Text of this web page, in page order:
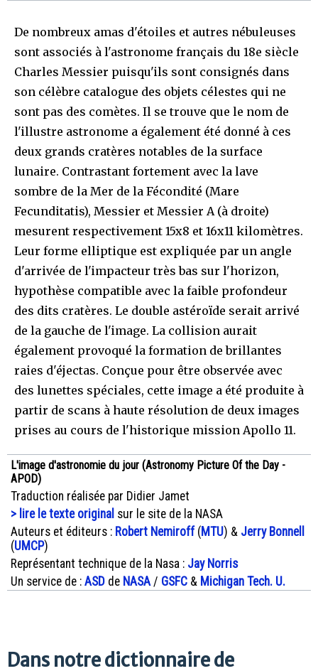
De nombreux amas d'étoiles et autres nébuleuses
sont associés à l'astronome français du 18e siècle
Charles Messier puisqu'ils sont consignés dans
son célèbre catalogue des objets célestes qui ne
sont pas des comètes. Il se trouve que le nom de
l'illustre astronome a également été donné à ces
deux grands cratères notables de la surface
lunaire. Contrastant fortement avec la lave
sombre de la Mer de la Fécondité (Mare
Fecunditatis), Messier et Messier A (à droite)
mesurent respectivement 15x8 et 16x11 kilomètres.
Leur forme elliptique est expliquée par un angle
d'arrivée de l'impacteur très bas sur l'horizon,
hypothèse compatible avec la faible profondeur
des dits cratères. Le double astéroïde serait arrivé
de la gauche de l'image. La collision aurait
également provoqué la formation de brillantes
raies d'éjectas. Conçue pour être observée avec
des lunettes spéciales, cette image a été produite à
partir de scans à haute résolution de deux images
prises au cours de l'historique mission Apollo 11.
L'image d'astronomie du jour (Astronomy Picture Of the Day -
APOD)
Traduction réalisée par Didier Jamet
> lire le texte original sur le site de la NASA
Auteurs et éditeurs : Robert Nemiroff( MTU) & Jerry Bonnell
(UMCP)
Représentant technique de la Nasa : Jay Norris
Un service de : ASD de NASA/ GSFC & Michigan Tech. U.
Dans notre dictionnaire de